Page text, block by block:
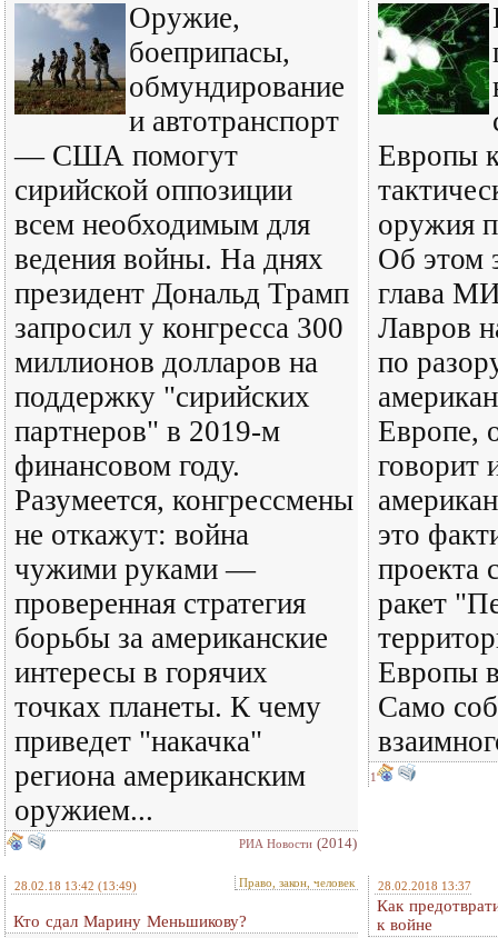
Оружие,
боеприпасы,
обмундирование
и автотранспорт
— США помогут
сирийской оппозиции
всем необходимым для
ведения войны. На днях
президент Дональд Трамп
запросил у конгресса 300
миллионов долларов на
поддержку "сирийских
партнеров" в 2019-м
финансовом году.
Разумеется, конгрессмены
не откажут: война
чужими руками —
проверенная стратегия
борьбы за американские
интересы в горячих
точках планеты. К чему
приведет "накачка"
региона американским
оружием...
РИА Новости (2014)
Европы
оружия
Об этом
глава
Лавров
по
Европе,
говорит
это
проекта
ракет
Европы
Само
1
28.02.18 13:42 (13:49) Право, закон, человек
Кто сдал Марину Меньшикову?
28.02.2018 13:37
Как
к войне